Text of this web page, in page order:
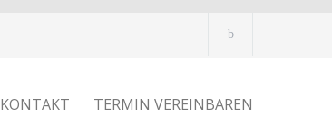
KONTAKT TERMIN VEREINBAREN